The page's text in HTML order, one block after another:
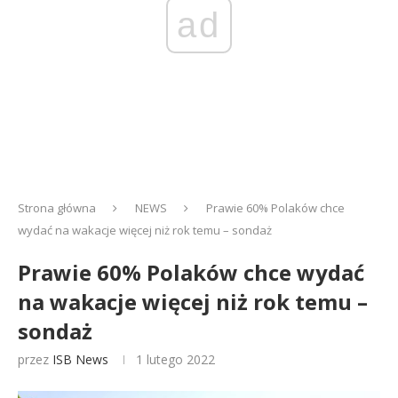
ad
Strona główna NEWS
Prawie 60% Polaków chce
wydać na wakacje więcej niż rok temu – sondaż
Prawie 60% Polaków chce wydać
na wakacje więcej niż rok temu –
sondaż
przez ISB News 1 lutego 2022